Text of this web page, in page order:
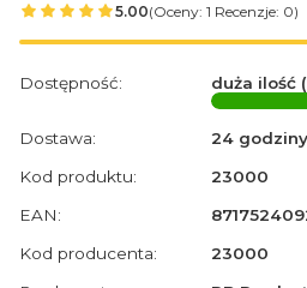
5.00(Oceny: 1 Recenzje: 0)
Dostępność: duża ilość
Dostawa:
24 godziny
Kod produktu:
23000
EAN:
Kod producenta:
23000